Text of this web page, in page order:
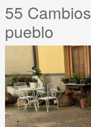
55
pueblo